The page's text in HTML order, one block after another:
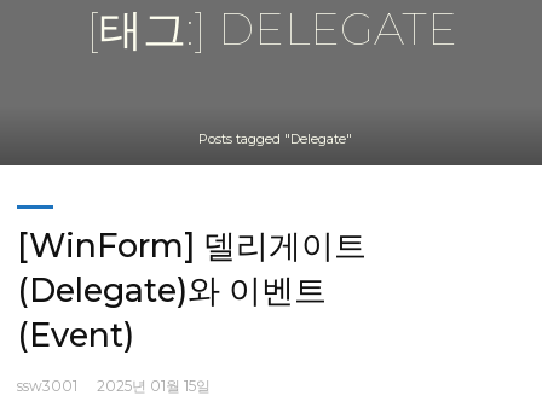
[태그:] DELEGATE
Home
Posts tagged "Delegate"
[WinForm] 델리게이트
(Delegate)와 이벤트
(Event)
ssw3001 2025년 01월 15일